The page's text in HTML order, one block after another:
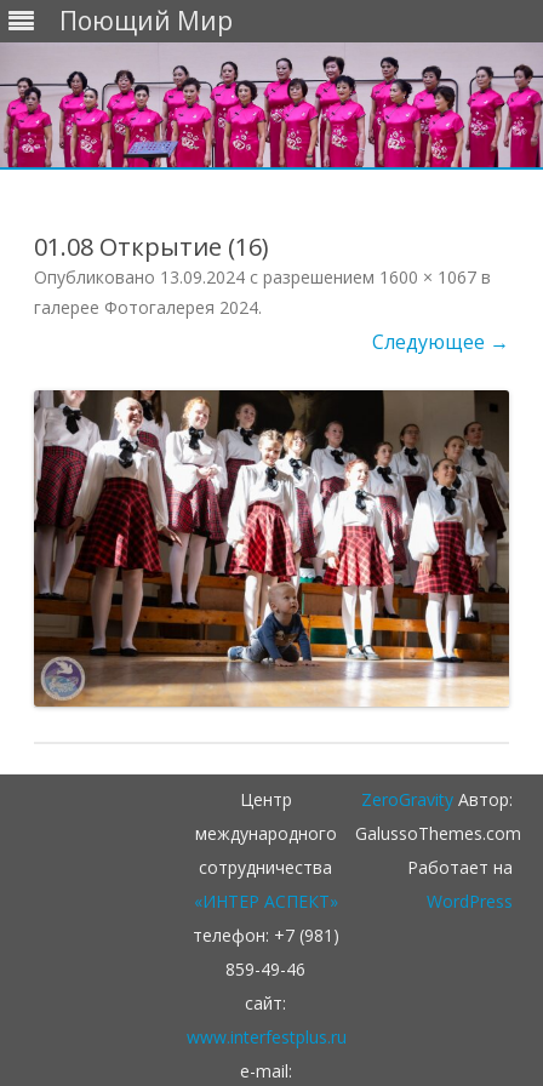
Поющий Мир
Перейти
01.08 Открытие (16)
Опубликовано 13.09.2024 с разрешением 1600 × 1067 в
галерее Фотогалерея 2024.
Следующее →
Центр
международного
сотрудничества
«ИНТЕР АСПЕКТ»
телефон: +7 (981)
859-49-46
сайт:
www.interfestplus.ru
e-mail:
ZeroGravityАвтор:
GalussoThemes.com
Работает на
WordPress